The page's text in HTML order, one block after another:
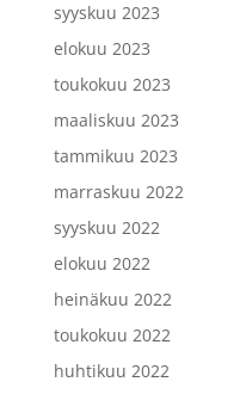
syyskuu 2023
elokuu 2023
toukokuu 2023
maaliskuu 2023
tammikuu 2023
marraskuu 2022
syyskuu 2022
elokuu 2022
heinäkuu 2022
toukokuu 2022
huhtikuu 2022